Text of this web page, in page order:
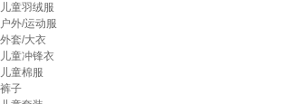
儿童羽绒服
户外/运动服
外套/大衣
儿童冲锋衣
儿童棉服
裤子